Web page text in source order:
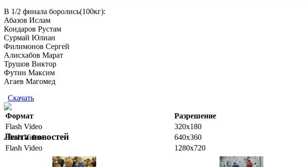
В 1/2 финала боролись(100кг):
Абазов Ислам
Кондаров Рустам
Сурмай Юлиан
Филимонов Сергей
Алисхабов Марат
Трушов Виктор
Футин Максим
Агаев Магомед
Скачать
Формат Разрешение
Flash Video
320x180
Flash Video
640x360
Flash Video
1280x720
Лента новостей